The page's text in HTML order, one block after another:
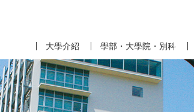
大學介紹 學部・大學院・別科